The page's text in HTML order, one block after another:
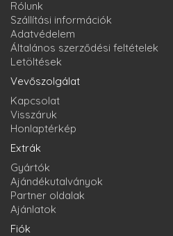
Rólunk
Szállítási információk
Adatvédelem
Általános szerződési feltételek
Letöltések
Vevőszolgálat
Kapcsolat
Visszáruk
Honlaptérkép
Extrák
Gyártók
Ajándékutalványok
Partner oldalak
Ajánlatok
Fiók